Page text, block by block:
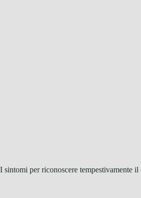
I sintomi per riconoscere tempestivamente il